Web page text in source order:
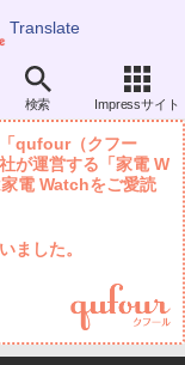
Translate
検索 Impressサイト
ファストフード
qufour（クフー
が運営する「家電 W
電 Watchをご愛読
ました。